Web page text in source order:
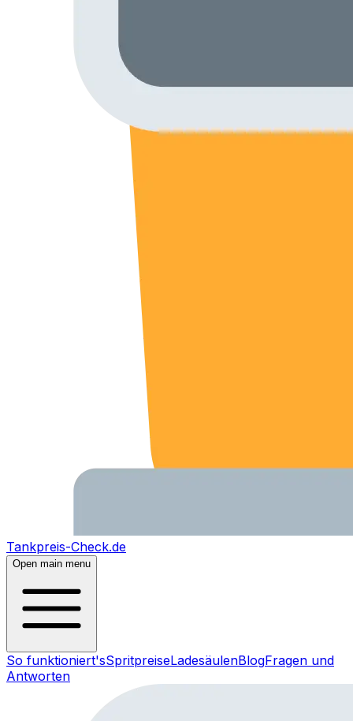
Tankpreis-Check.de
Open main menu
So funktioniert'sSpritpreiseLadesäulenBlogFragen und
Antworten